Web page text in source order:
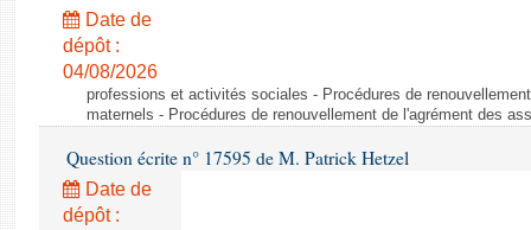
Date de
dépôt :
04/08/2026
professions et activités sociales - Procédures de
maternels - Procédures de renouvellement de l'agrément des
Question écrite n° 17595 de M. Patrick Hetzel
Date de
dépôt :